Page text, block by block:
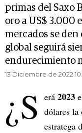
primas del Saxo
oro a US$ 3.000
mercados se
global seguirá
endurecimiento
13 Diciembre de 2022
¿S erá 2023
dólares la
estratega